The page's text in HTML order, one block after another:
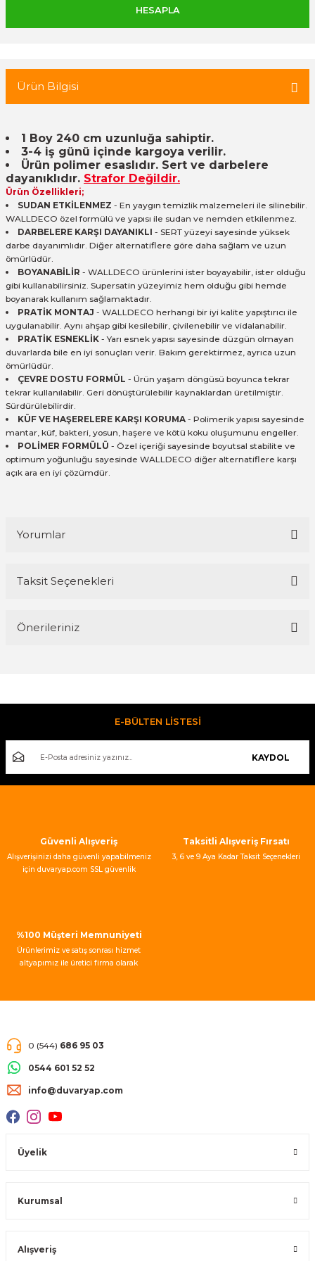
Duvar Kaplama
Ürün Bilgisi
1 Boy 240 cm uzunluğa sahiptir.
3-4 iş günü içinde kargoya verilir.
Ürün polimer esaslıdır. Sert ve darbelere
dayanıklıdır. Strafor Değildir.
Ürün Özellikleri;
SUDAN ETKİLENMEZ - En yaygın temizlik malzemeleri ile silinebilir.
WALLDECO özel formülü ve yapısı ile sudan ve nemden etkilenmez.
DARBELERE KARŞI DAYANIKLI - SERT yüzeyi sayesinde yüksek
darbe dayanımlıdır. Diğer alternatiflere göre daha sağlam ve uzun
ömürlüdür.
BOYANABİLİR - WALLDECO ürünlerini ister boyayabilir, ister olduğu
gibi kullanabilirsiniz. Supersatin yüzeyimiz hem olduğu gibi hemde
boyanarak kullanım sağlamaktadır.
PRATİK MONTAJ - WALLDECO herhangi bir iyi kalite yapıştırıcı ile
uygulanabilir. Aynı ahşap gibi kesilebilir, çivilenebilir ve vidalanabilir.
PRATİK ESNEKLİK- Yarı esnek yapısı sayesinde düzgün olmayan
duvarlarda bile en iyi sonuçları verir. Bakım gerektirmez, ayrıca uzun
ömürlüdür.
ÇEVRE DOSTU FORMÜL - Ürün yaşam döngüsü boyunca tekrar
tekrar kullanılabilir. Geri dönüştürülebilir kaynaklardan üretilmiştir.
Sürdürülebilirdir.
KÜF VE HAŞERELERE KARŞI KORUMA - Polimerik yapısı sayesinde
mantar, küf, bakteri, yosun, haşere ve kötü koku oluşumunu engeller.
POLİMER FORMÜLÜ - Özel içeriği sayesinde boyutsal stabilite ve
optimum yoğunluğu sayesinde WALLDECO diğer alternatiflere karşı
açık ara en iyi çözümdür.
Yorumlar
Taksit Seçenekleri
Önerileriniz
Görüş ve önerileriniz için teşekkür ederiz.
Ürün resmi kalitesiz, bozuk veya görüntülenemiyor.
Ürün açıklamasında eksik bilgiler bulunuyor.
Ürün bilgilerinde hatalar bulunuyor.
E-BÜLTEN LİSTESİ
KAYDOL
Güvenli Alışveriş
Alışverişinizi daha güvenli yapabilmeniz
için duvaryap.com SSL güvenlik
Taksitli Alışveriş Fırsatı
3, 6 ve 9 Aya Kadar Taksit Seçenekleri
%100 Müşteri Memnuniyeti
Ürünlerimiz ve satış sonrası hizmet
altyapımız ile üretici firma olarak
0 (544) 686 95 03
0544 601 52 52
info@duvaryap.com
Üyelik
Kurumsal
Alışveriş